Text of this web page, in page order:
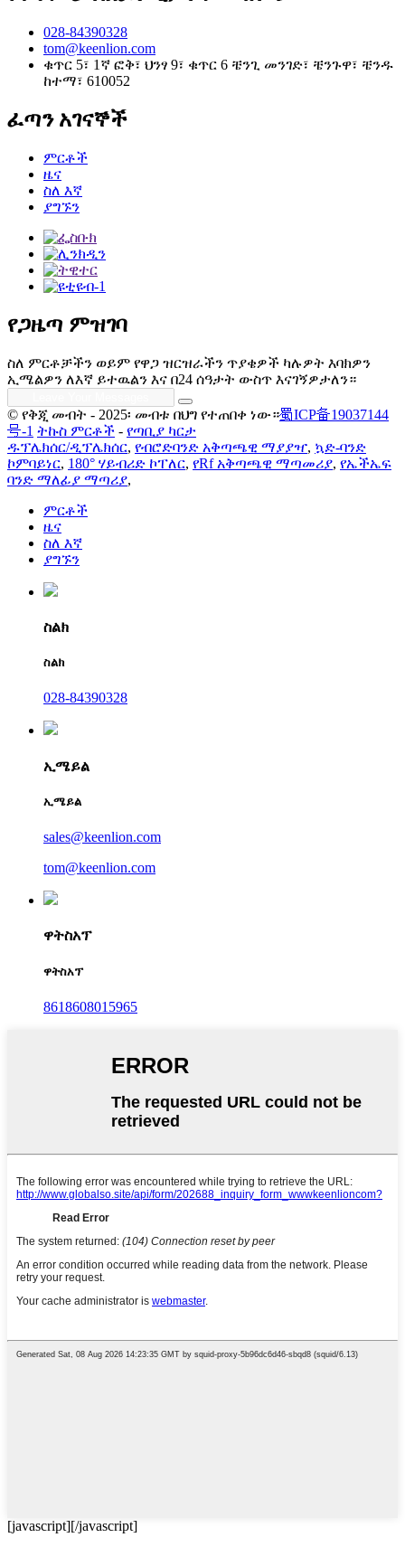
028-84390328
tom@keenlion.com
ቁጥር 5፣ 1ኛ ፎቅ፣ ህንፃ 9፣ ቁጥር 6 ቼንጊ መንገድ፣ ቼንጉዋ፣ ቼንዱ
ከተማ፣ 610052
ፈጣን አገናኞች
ምርቶች
ዜና
ስለ እኛ
ያግኙን
የጋዜጣ ምዝገባ
ስለ ምርቶቻችን ወይም የዋጋ ዝርዝራችን ጥያቄዎች ካሉዎት እባክዎን
ኢሜልዎን ለእኛ ይተዉልን እና በ24 ሰዓታት ውስጥ እናገኝዎታለን።
© የቅጂ መብት - 2025፡ መብቱ በህግ የተጠበቀ ነው።蜀ICP备19037144
号-1 ትኩስ ምርቶች - የጣቢያ ካርታ
ዱፕሌክሰር/ዲፕሌክሰር, የብሮድባንድ አቅጣጫዊ ማያያዣ, ኳድ-ባንድ
ኮምባይነር, 180° ሃይብሪድ ኮፐለር, የRf አቅጣጫዊ ማጣመሪያ, የኤችኤፍ
ባንድ ማለፊያ ማጣሪያ,
ምርቶች
ዜና
ስለ እኛ
ያግኙን
ስልክ
ስልክ
028-84390328
ኢሜይል
ኢሜይል
sales@keenlion.com
tom@keenlion.com
ዋትስአፕ
ዋትስአፕ
8618608015965
[javascript][/javascript]